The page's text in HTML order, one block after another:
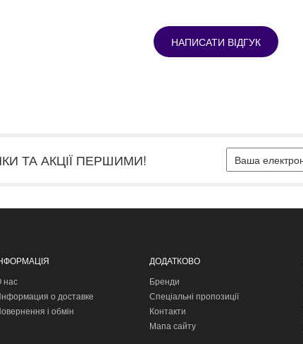
НАПИСАТИ ВІДГУК
ТА АКЦІЇ ПЕРШИМИ!
нас
о доставке
і обмін
ДОДАТКОВО
Бренди
Спеціальні пропозиції
Контакти
Мапа сайту